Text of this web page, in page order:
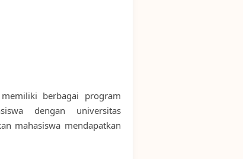
berbagai program
dengan universitas
mahasiswa mendapatkan